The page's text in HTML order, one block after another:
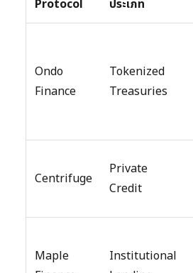
Protocol ประเภท
Ondo
Finance
Tokenized
Treasuries
Centrifuge
Private
Credit
Maple
Institutional